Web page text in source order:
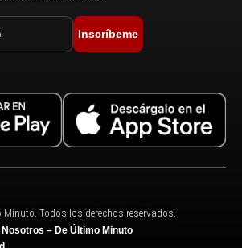
Inscríbeme
Todos los derechos reservados.
– De Último Minuto